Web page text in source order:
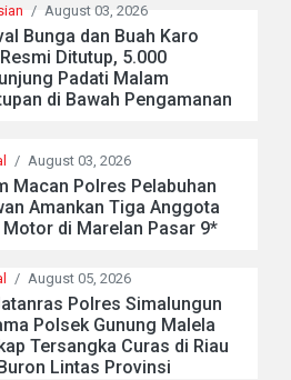
/ August 03, 2026
Bunga dan Buah Karo
Ditutup, 5.000
Padati Malam
di Bawah Pengamanan
/ August 03, 2026
Macan Polres Pelabuhan
Amankan Tiga Anggota
Motor di Marelan Pasar 9*
/ August 05, 2026
Polres Simalungun
Polsek Gunung Malela
Tersangka Curas di Riau
Lintas Provinsi